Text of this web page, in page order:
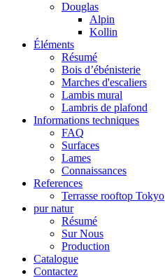
Douglas
Alpin
Kollin
Éléments
Résumé
Bois d’ébénisterie
Marches d'escaliers
Lambis mural
Lambris de plafond
Informations techniques
FAQ
Surfaces
Lames
Connaissances
References
Terrasse rooftop Tokyo
pur natur
Résumé
Sur Nous
Production
Catalogue
Contactez